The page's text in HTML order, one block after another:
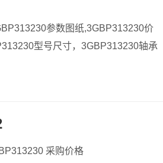
参数图纸,3GBP313230价
型号尺寸，3GBP313230轴承
采购价格